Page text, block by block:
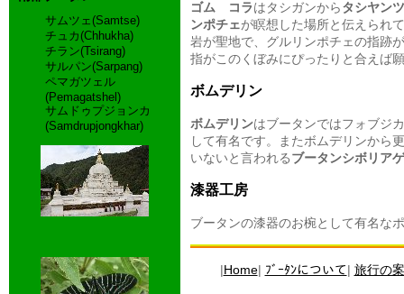
ゴム コラはタシガンからタシヤン
ンポチェが瞑想した場所と伝えられ
岩が聖地で、グルリンポチェの指跡
指がこのくぼみにぴったりと合えば
ボムデリン
ボムデリンはブータンではフォブジ
して有名です。またボムデリンから
いないと言われるブータンシボリア
漆器工房
ブータンの漆器のお椀として有名な
|Home| ﾌﾞｰﾀﾝについて| 旅行の
サムツェ(Samtse)
チュカ(Chhukha)
チラン(Tsirang)
サルパン(Sarpang)
ペマガツェル
(Pemagatshel)
サムドゥプジョンカ
(Samdrupjongkhar)